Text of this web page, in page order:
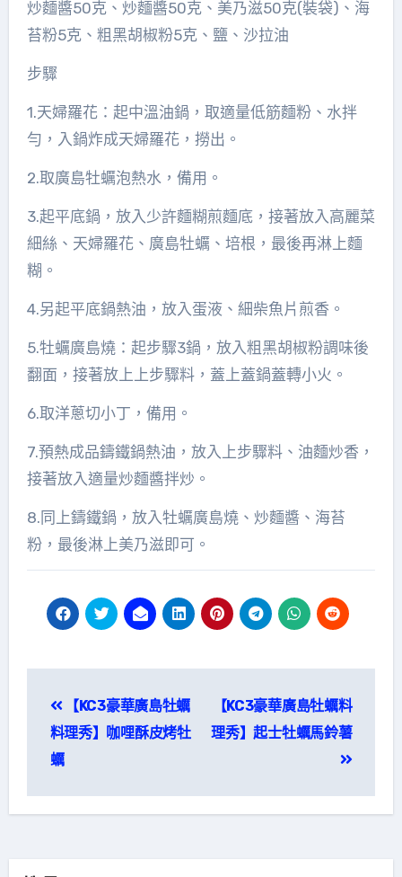
炒麵醬50克、炒麵醬50克、美乃滋50克(裝袋)、海
苔粉5克、粗黑胡椒粉5克、鹽、沙拉油
步驟
1.天婦羅花：起中溫油鍋，取適量低筋麵粉、水拌
勻，入鍋炸成天婦羅花，撈出。
2.取廣島牡蠣泡熱水，備用。
3.起平底鍋，放入少許麵糊煎麵底，接著放入高麗菜
細絲、天婦羅花、廣島牡蠣、培根，最後再淋上麵
糊。
4.另起平底鍋熱油，放入蛋液、細柴魚片煎香。
5.牡蠣廣島燒：起步驟3鍋，放入粗黑胡椒粉調味後
翻面，接著放上上步驟料，蓋上蓋鍋蓋轉小火。
6.取洋蔥切小丁，備用。
7.預熱成品鑄鐵鍋熱油，放入上步驟料、油麵炒香，
接著放入適量炒麵醬拌炒。
8.同上鑄鐵鍋，放入牡蠣廣島燒、炒麵醬、海苔
粉，最後淋上美乃滋即可。
章
導
覽
【KC3豪華廣島牡蠣
料理秀】咖哩酥皮烤牡
蠣
【KC3豪華廣島牡蠣料
理秀】起士牡蠣馬鈴薯